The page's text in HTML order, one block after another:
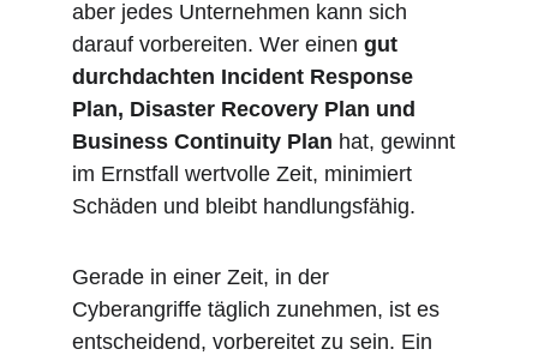
aber jedes Unternehmen kann sich
darauf vorbereiten. Wer einen gut
durchdachten Incident Response
Plan, Disaster Recovery Plan und
Business Continuity Plan hat, gewinnt
im Ernstfall wertvolle Zeit, minimiert
Schäden und bleibt handlungsfähig.
Gerade in einer Zeit, in der
Cyberangriffe täglich zunehmen, ist es
entscheidend, vorbereitet zu sein. Ein